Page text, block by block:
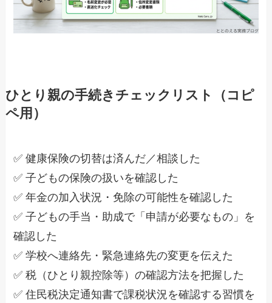
ひとり親の手続きチェックリスト（コピ
ペ用）
✅ 健康保険の切替は済んだ／相談した
✅ 子どもの保険の扱いを確認した
✅ 年金の加入状況・免除の可能性を確認した
✅ 子どもの手当・助成で「申請が必要なもの」を
確認した
✅ 学校へ連絡先・緊急連絡先の変更を伝えた
✅ 税（ひとり親控除等）の確認方法を把握した
✅ 住民税決定通知書で課税状況を確認する習慣を